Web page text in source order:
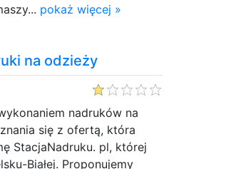
pokaż więcej »
na odzieży
nadruków na
się z ofertą, która
StacjaNadruku. pl, której
Białej. Proponujemy